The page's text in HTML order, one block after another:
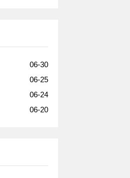
06-30
06-25
06-24
06-20